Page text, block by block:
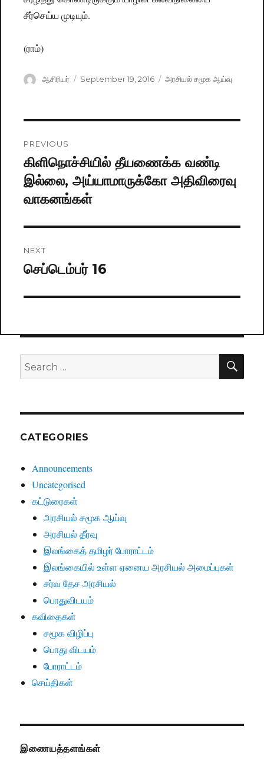
சீர்செய்ய முடியும்.
(ராம்)
Author
ஆசிரியர்
Posted
September 19, 2016 Categories
அரசியல் சமூக ஆய்வு
navigation
PREVIOUS
Previous
post:
கிளிநொச்சியில் தீயணைக்க வண்டி
இல்லை, அய்யாமாருக்கோ அதிவிரைவு
வாகனங்கள்
NEXT
Next
செப்டெம்பர் 16
Search
for:
CATEGORIES
Announcements
Uncategorised
கட்டுரைகள்
அரசியல் சமூக ஆய்வு
அரசியல் தீர்வு
இலங்கைத் தமிழர் போராட்டம்
இலங்கையில் உள்ள ஏனைய அரசியல் அமைப்புகள்
சர்வ தேச அரசியல்
பொதுவிடயம்
கவிதைகள்
சமூக விழிப்பு
பொது விடயம்
போராட்டம்
செய்திகள்
இணையத்தளங்கள்